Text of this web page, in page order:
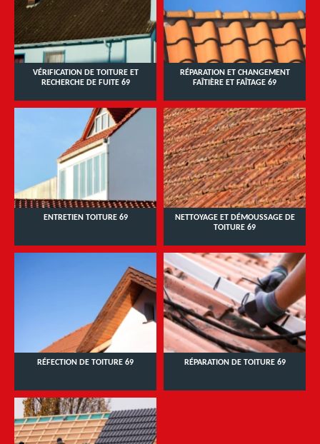
VÉRIFICATION DE TOITURE ET
RECHERCHE DE FUITE 69
RÉPARATION ET CHANGEMENT
FAÎTIÈRE ET FAÎTAGE 69
ENTRETIEN TOITURE 69
NETTOYAGE ET DÉMOUSSAGE DE
TOITURE 69
RÉFECTION DE TOITURE 69 RÉPARATION DE TOITURE 69